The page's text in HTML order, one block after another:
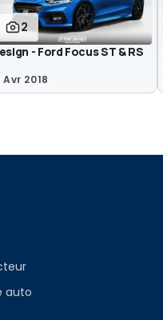
2
- Ford Focus ST & RS
Avr 2018
auto